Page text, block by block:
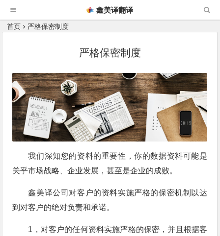
鑫美译翻译
首页 严格保密制度
严格保密制度
我们深知您的资料的重要性，你的数据资料可能是
关乎市场战略、企业发展，甚至是企业的成败。
鑫美译公司对客户的资料实施严格的保密机制以达
到对客户的绝对负责和承诺。
1，对客户的任何资料实施严格的保密，并且根据客